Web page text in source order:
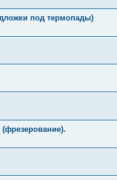
под термопады)